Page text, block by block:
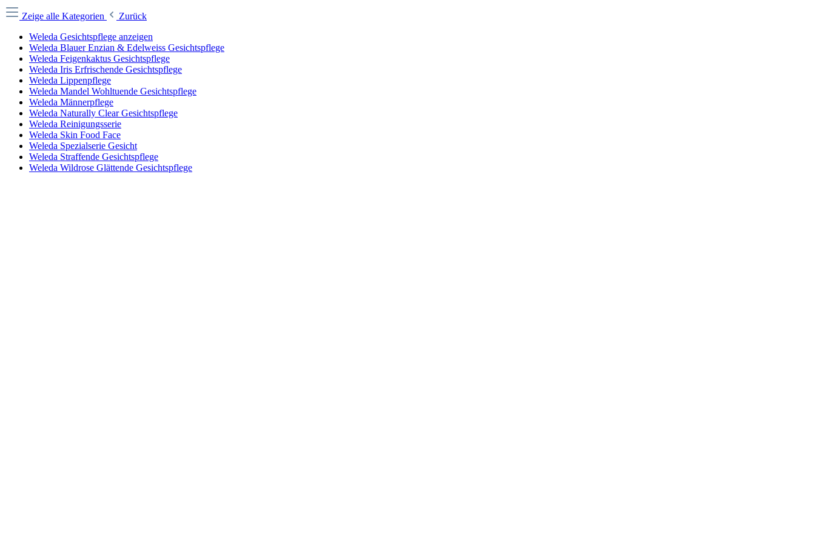
Zeige alle Kategorien
Zurück
Weleda Gesichtspflege anzeigen
Weleda Blauer Enzian & Edelweiss Gesichtspflege
Weleda Feigenkaktus Gesichtspflege
Weleda Iris Erfrischende Gesichtspflege
Weleda Lippenpflege
Weleda Mandel Wohltuende Gesichtspflege
Weleda Männerpflege
Weleda Naturally Clear Gesichtspflege
Weleda Reinigungsserie
Weleda Skin Food Face
Weleda Spezialserie Gesicht
Weleda Straffende Gesichtspflege
Weleda Wildrose Glättende Gesichtspflege